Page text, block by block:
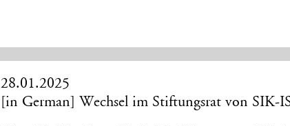
28.01.2025
[in German] Wechsel im Stiftungsrat von SIK-